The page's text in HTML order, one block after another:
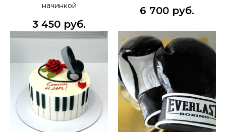
начинкой
3 450 руб.
6 700 руб.